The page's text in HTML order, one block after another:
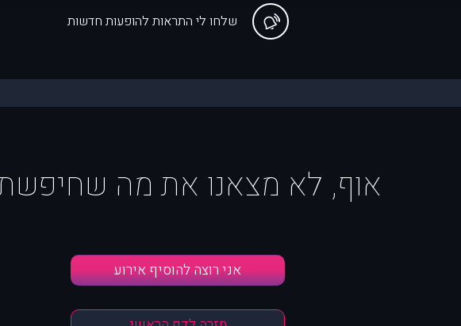
שלחו לי התראות להופעות חדשות
אוף, לא מצאנו את מה
אני רוצה להוסיף אירוע